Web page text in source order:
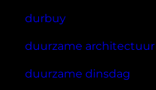
durbuy
duurzame architectuur
duurzame dinsdag